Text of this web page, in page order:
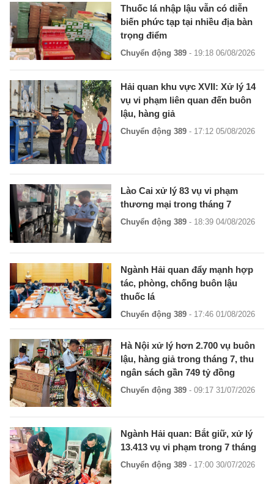
Thuốc lá nhập lậu vẫn có diễn
biến phức tạp tại nhiều địa bàn
trọng điểm
Chuyển động 389 - 19:18 06/08/2026
Hải quan khu vực XVII: Xử lý 14
vụ vi phạm liên quan đến buôn
lậu, hàng giả
Chuyển động 389 - 17:12 05/08/2026
Lào Cai xử lý 83 vụ vi phạm
thương mại trong tháng 7
Chuyển động 389 - 18:39 04/08/2026
Ngành Hải quan đẩy mạnh hợp
tác, phòng, chống buôn lậu
thuốc lá
Chuyển động 389 - 17:46 01/08/2026
Hà Nội xử lý hơn 2.700 vụ buôn
lậu, hàng giả trong tháng 7, thu
ngân sách gần 749 tỷ đồng
Chuyển động 389 - 09:17 31/07/2026
Ngành Hải quan: Bắt giữ, xử lý
13.413 vụ vi phạm trong 7 tháng
Chuyển động 389 - 17:00 30/07/2026